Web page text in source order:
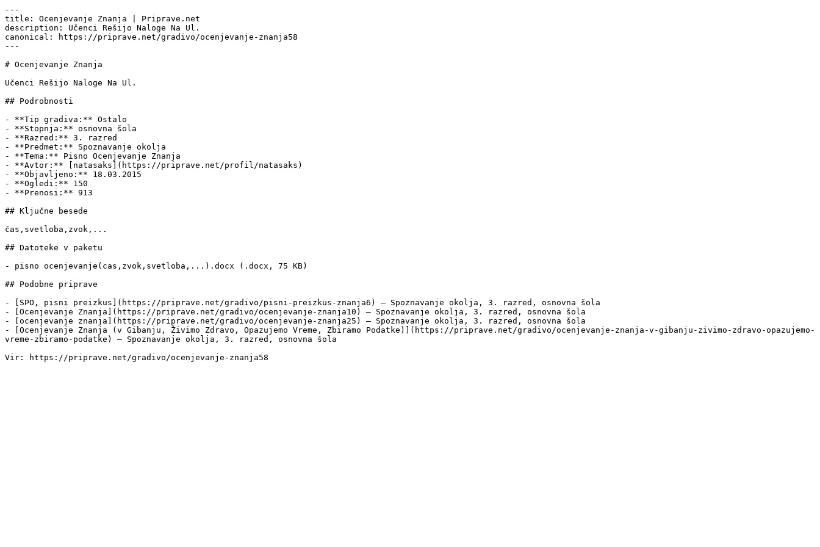
---
title: Ocenjevanje Znanja | Priprave.net
description: Učenci Rešijo Naloge Na Ul.
canonical: https://priprave.net/gradivo/ocenjevanje-znanja58
---
# Ocenjevanje Znanja
Učenci Rešijo Naloge Na Ul.
## Podrobnosti
- **Tip gradiva:** Ostalo
- **Stopnja:** osnovna šola
- **Razred:** 3. razred
- **Predmet:** Spoznavanje okolja
- **Tema:** Pisno Ocenjevanje Znanja
- **Avtor:** [natasaks](https://priprave.net/profil/natasaks)
- **Objavljeno:** 18.03.2015
- **Ogledi:** 150
- **Prenosi:** 913
## Ključne besede
čas,svetloba,zvok,...
## Datoteke v paketu
- pisno ocenjevanje(cas,zvok,svetloba,...).docx (.docx, 75 KB)
## Podobne priprave
- [SPO, pisni preizkus](https://priprave.net/gradivo/pisni-preizkus-znanja6) — Spoznavanje okolja, 3. razred, osnovna šola
- [Ocenjevanje Znanja](https://priprave.net/gradivo/ocenjevanje-znanja10) — Spoznavanje okolja, 3. razred, osnovna šola
- [ocenjevanje znanja](https://priprave.net/gradivo/ocenjevanje-znanja25) — Spoznavanje okolja, 3. razred, osnovna šola
- [Ocenjevanje Znanja (v Gibanju, Živimo Zdravo, Opazujemo Vreme, Zbiramo Podatke)](https://priprave.net/gradivo/ocenjevanje-znanja-v-gibanju-zivimo-zdravo-opazujemo-
vreme-zbiramo-podatke) — Spoznavanje okolja, 3. razred, osnovna šola